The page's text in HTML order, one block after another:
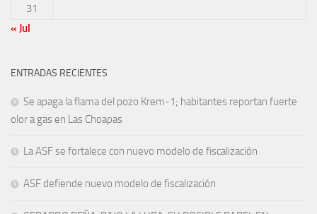
31
« Jul
ENTRADAS RECIENTES
Se apaga la flama del pozo Krem-1; habitantes reportan fuerte
olor a gas en Las Choapas
La ASF se fortalece con nuevo modelo de fiscalización
ASF defiende nuevo modelo de fiscalización